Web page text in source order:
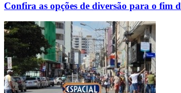
Confira as opções de diversão para o fim